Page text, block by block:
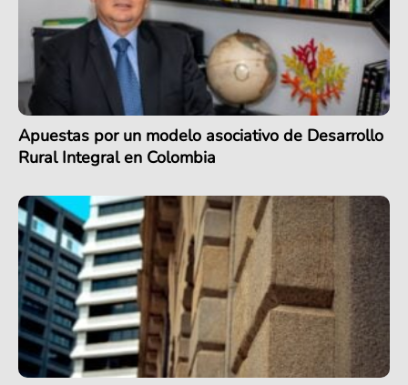
Apuestas por un modelo asociativo de Desarrollo
Rural Integral en Colombia